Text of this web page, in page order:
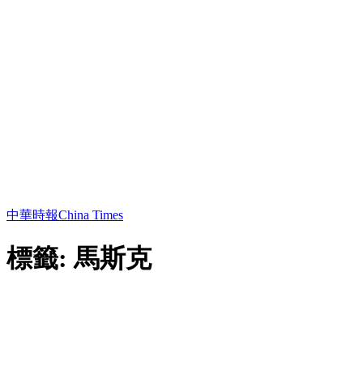
中華時報China Times
標籤: 馬斯克